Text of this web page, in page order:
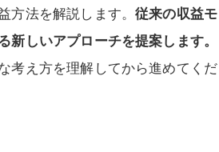
方法を解説します。従来の収益モ
しいアプローチを提案します。
考え方を理解してから進めてくだ